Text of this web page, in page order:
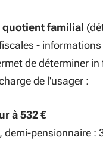
quotient familial
-
de déterminer in
de l'usager :
à 532 €
demi-pensionnaire :